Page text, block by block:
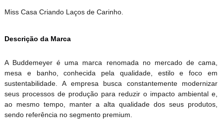
Miss Casa Criando Laços de Carinho.
Descrição da Marca
A Buddemeyer é uma marca renomada no mercado de cama,
mesa e banho, conhecida pela qualidade, estilo e foco em
sustentabilidade. A empresa busca constantemente modernizar
seus processos de produção para reduzir o impacto ambiental e,
ao mesmo tempo, manter a alta qualidade dos seus produtos,
sendo referência no segmento premium.